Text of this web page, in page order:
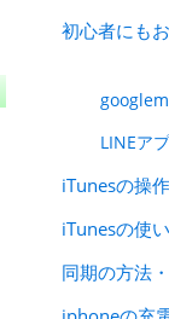
初心者にも
LINEア
iTunesの操
iTunesの使
同期の方法